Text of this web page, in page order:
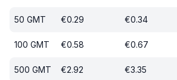
50 GMT €0.29 €0.34
100 GMT €0.58 €0.67
500 GMT €2.92 €3.35